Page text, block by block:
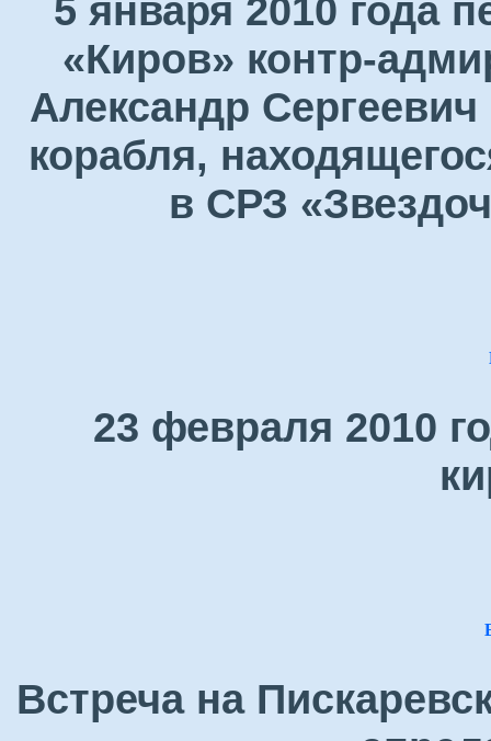
5 января 2010 года
«Киров» контр-
Александр
корабля,
в СРЗ
23 февраля 2010
Встреча на